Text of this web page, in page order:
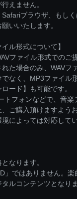
えません。
ブラウザ、もし
いいたします。
ル形式について】
ファイル形式でのご
た場合のみ、WAVフ
なく、MP3ファイル
ード】も可能です。
トフォンなどで、音楽
ご購入頂けますよう
によっては対応して
なります。
」ではありません。
ルコンテンツとなり